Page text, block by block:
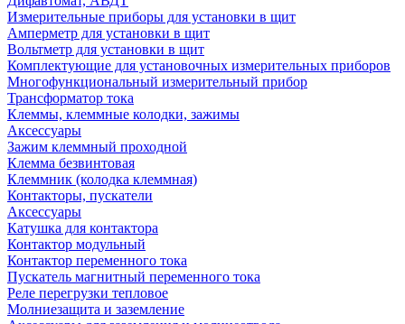
Измерительные приборы для установки в щит
Амперметр для установки в щит
Вольтметр для установки в щит
Комплектующие для установочных измерительных приборов
Многофункциональный измерительный прибор
Трансформатор тока
Клеммы, клеммные колодки, зажимы
Аксессуары
Зажим клеммный проходной
Клемма безвинтовая
Клеммник (колодка клеммная)
Контакторы, пускатели
Аксессуары
Катушка для контактора
Контактор модульный
Контактор переменного тока
Пускатель магнитный переменного тока
Реле перегрузки тепловое
Молниезащита и заземление